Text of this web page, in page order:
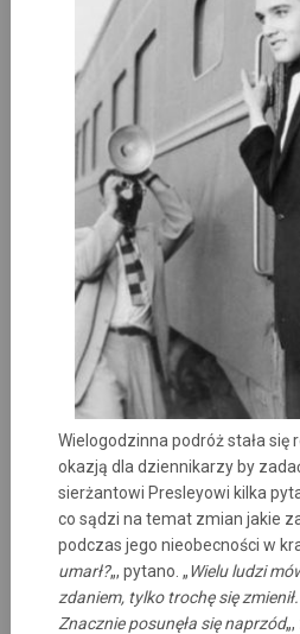
Wielogodzinna podróż stała się
okazją dla dziennikarzy by
sierżantowi Presleyowi kilka
co sądzi na temat zmian jakie
podczas jego nieobecności w
umarł?„, pytano. „Wielu ludzi
zdaniem, tylko trochę się
Znacznie posunęła się naprzód